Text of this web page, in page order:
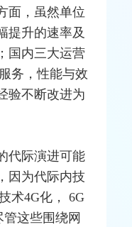
面，虽然单位
提升的速率及
国内三大运营
务，性能与效
验不断改进为
代际演进可能
因为代际内技
术4G化， 6G
这些围绕网